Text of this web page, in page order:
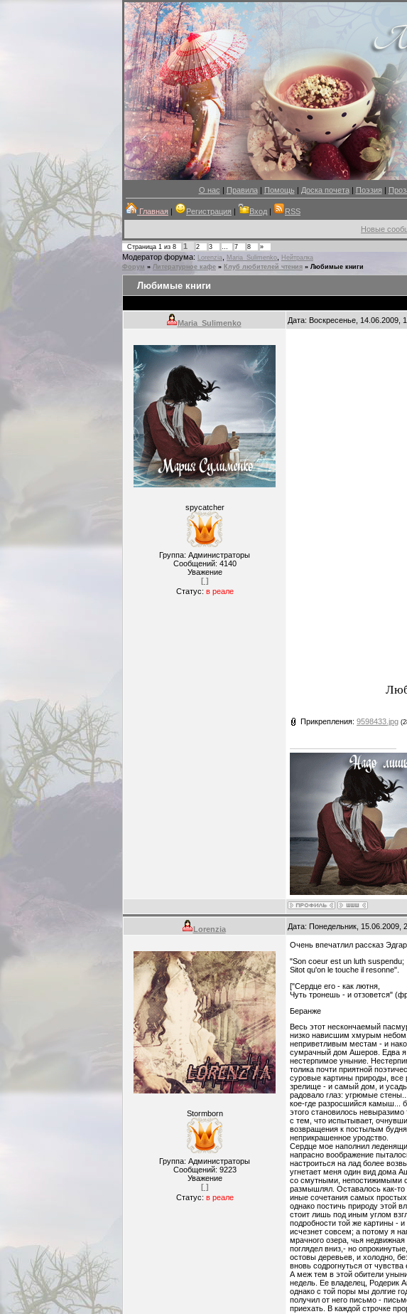
О нас | Правила| Помощь | Доска почета| Поэзия |
Главная | Регистрация | Вход | RSS
Новые
Страница 1 из 8 1 2 3 7 8 »
Модератор форума: Lorenzia Maria_Sulimenko
Нейтралка
Форум » Литературное кафе » Клуб любителей чтения » Любимые книги
Любимые книги
Maria_Sulimenko Дата: Воскресенье, 14.06.2009,
spycatcher
Группа: Администраторы
Сообщений: 4140
Уважение
[ ]
Статус: в реале
Прикрепления: 9598433.jpg
Lorenzia Дата: Понедельник, 15.06.2009,
Stormborn
Группа: Администраторы
Сообщений: 9223
Уважение
[ ]
Статус: в реале
Очень впечатлил рассказ
"Son coeur est un luth suspendu;
Sitot qu'on le touche il resonne".
["Сердце его - как лютня,
Чуть тронешь - и отзовется"
Беранже
Весь этот нескончаемый
низко нависшим хмурым
неприветливым местам - и
сумрачный дом Ашеров. Едва я
нестерпимое уныние.
толика почти приятной
суровые картины природы, все
зрелище - и самый дом, и
радовало глаз: угрюмые
кое-где разросшийся камыш...
этого становилось
с тем, что испытывает,
возвращения к постылым
неприкрашенное уродство.
Сердце мое наполнил
напрасно воображение
настроиться на лад более
угнетает меня один вид дома
со смутными, непостижимыми
размышлял. Оставалось как-то
иные сочетания самых
однако постичь природу этой
стоит лишь под иным углом
подробности той же картины -
исчезнет совсем; а потому я
мрачного озера, чья
поглядел вниз,- но
остовы деревьев, и холодно,
вновь содрогнуться от
А меж тем в этой обители
недель. Ее владелец, Родерик
однако с той поры мы долгие
получил от него письмо -
приехать. В каждой строчке